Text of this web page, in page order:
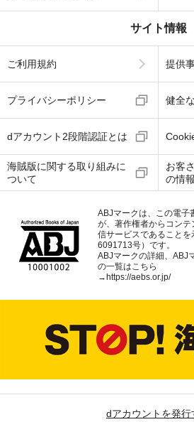
サイト情報
ご利用規約 提供
プライバシーポリシー 健全
dアカウント2段階認証とは
海賊版に関する取り組みに
ついて
お客
の情
ABJマークは、この電子
が、著作権者からコン
信サービスであること
6091713号）です。
ABJマークの詳細、ABJ
の一覧はこちら
→https://aebs.or.jp/
dアカウントを発行